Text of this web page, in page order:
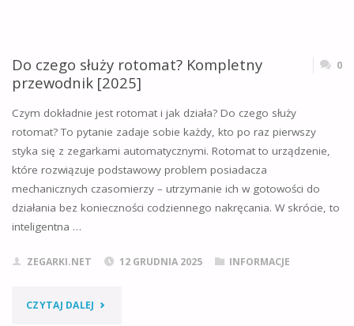
WYBRAĆ?
KOMPLEKSOWY
PORADNIK
2026
DLA
Do czego służy rotomat? Kompletny
przewodnik [2025]
0
Czym dokładnie jest rotomat i jak działa? Do czego służy
rotomat? To pytanie zadaje sobie każdy, kto po raz pierwszy
styka się z zegarkami automatycznymi. Rotomat to urządzenie,
które rozwiązuje podstawowy problem posiadacza
mechanicznych czasomierzy – utrzymanie ich w gotowości do
działania bez konieczności codziennego nakręcania. W skrócie, to
inteligentna …
ZEGARKI.NET 12 GRUDNIA 2025 INFORMACJE
CZYTAJ DALEJ "DO